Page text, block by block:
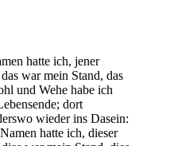
hatte ich, jener
war mein Stand, das
und Wehe habe ich
dort
wieder ins Dasein:
hatte ich, dieser